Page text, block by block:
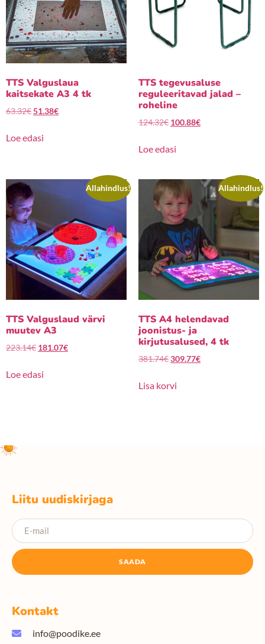
TTS Valguslaua
kaitsekate A3 4 tk
63.32€51.38€
Loe edasi
TTS tegevusaluse
reguleeritavad jalad –
roheline
124.32€ 100.88€
Loe edasi
Allahindlus!
TTS Valguslaud värvi
muutev A3
223.14€ 181.07€
Loe edasi
Allahindlus!
TTS A4 helendavad
joonistus- ja
kirjutusalused, 4 tk
381.74€309.77€
Lisa korvi
Liitu uudiskirjaga
SAADA
Kontakt
info@poodike.ee